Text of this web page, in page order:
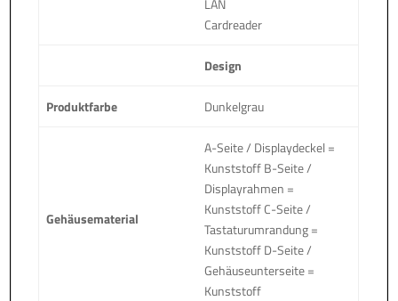
LAN
Cardreader
Design
Produktfarbe Dunkelgrau
Gehäusematerial
A-Seite / Displaydeckel =
Kunststoff B-Seite /
Displayrahmen =
Kunststoff C-Seite /
Tastaturumrandung =
Kunststoff D-Seite /
Gehäuseunterseite =
Kunststoff